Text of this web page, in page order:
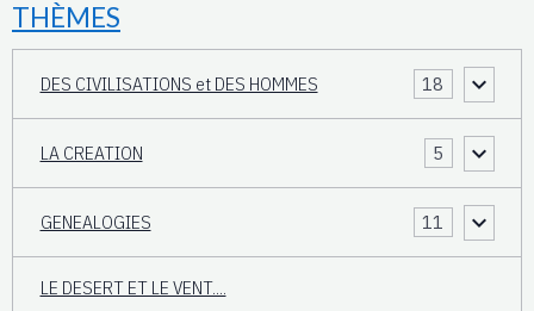
THÈMES
DES CIVILISATIONS et DES HOMMES 18
LA CREATION 5
GENEALOGIES 11
LE DESERT ET LE VENT....